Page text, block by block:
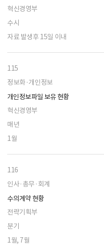
혁신경영부
수시
자료 발생후 15일 이내
115
정보화·개인정보
개인정보파일 보유 현황
혁신경영부
매년
1월
116
인사·총무·회계
수의계약 현황
전략기획부
분기
1월, 7월